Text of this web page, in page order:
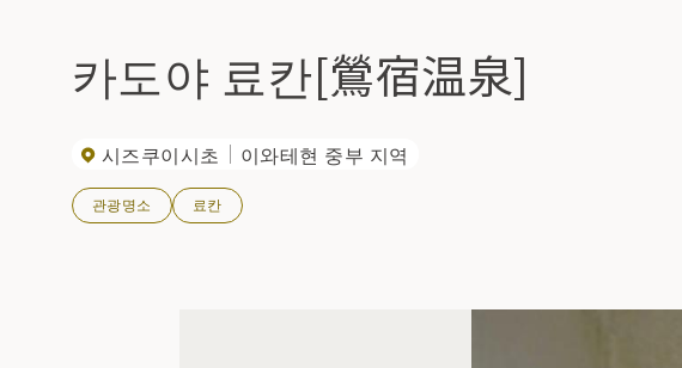
카도야 료칸[鶯宿温泉]
시즈쿠이시초 이와테현 중부 지역
관광명소 료칸